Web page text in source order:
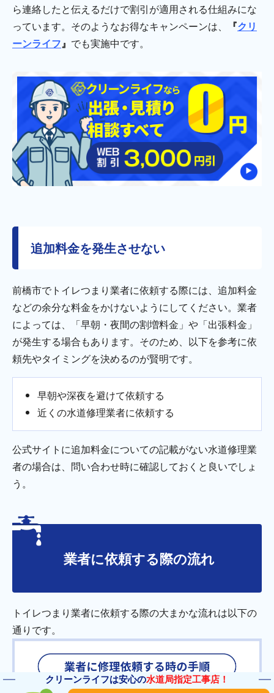
ら連絡したと伝えるだけで割引が適用される仕組みにな
っています。そのようなお得なキャンペーンは、
『クリ
ーンライフ』 でも実施中です。
追加料金を発生させない
前橋市でトイレつまり業者に依頼する際には、追加料金
などの余分な料金をかけないようにしてください。業者
によっては、「早朝・夜間の割増料金」や「出張料金」
が発生する場合もあります。そのため、以下を参考に依
頼先やタイミングを決めるのが賢明です。
早朝や深夜を避けて依頼する
近くの水道修理業者に依頼する
公式サイトに追加料金についての記載がない水道修理業
者の場合は、問い合わせ時に確認しておくと良いでしょ
う。
業者に依頼する際の流れ
トイレつまり業者に依頼する際の大まかな流れは以下の
通りです。
クリーンライフは安心の水道局指定工事店！